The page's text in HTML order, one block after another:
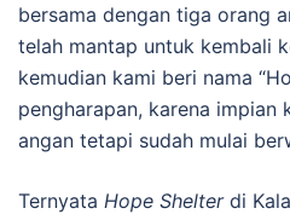
bersama dengan tiga orang
telah mantap untuk kembali
kemudian kami beri nama
pengharapan, karena impian
angan tetapi sudah mulai
Ternyata Hope Shelterdi